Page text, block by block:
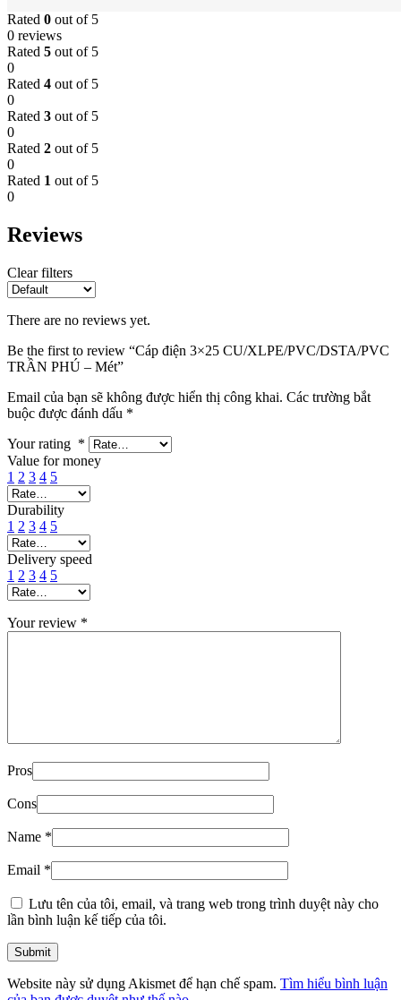
Rated 0 out of 5
0 reviews
Rated 5 out of 5
0
Rated 4 out of 5
0
Rated 3 out of 5
0
Rated 2 out of 5
0
Rated 1 out of 5
0
Reviews
Clear filters
There are no reviews yet.
Be the first to review “Cáp điện 3×25 CU/XLPE/PVC/DSTA/PVC
TRẦN PHÚ – Mét”
Email của bạn sẽ không được hiển thị công khai. Các trường bắt
buộc được đánh dấu *
Your rating *
Value for money
1 2 3 4 5
Durability
1 2 3 4 5
Delivery speed
1 2 3 4 5
Your review *
Pros
Cons
Name *
Email *
Lưu tên của tôi, email, và trang web trong trình duyệt này cho
lần bình luận kế tiếp của tôi.
Website này sử dụng Akismet để hạn chế spam. Tìm hiểu bình luận